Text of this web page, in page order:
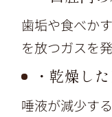
歯垢や食べか
を放つガスを
・乾燥し
唾液が減少す